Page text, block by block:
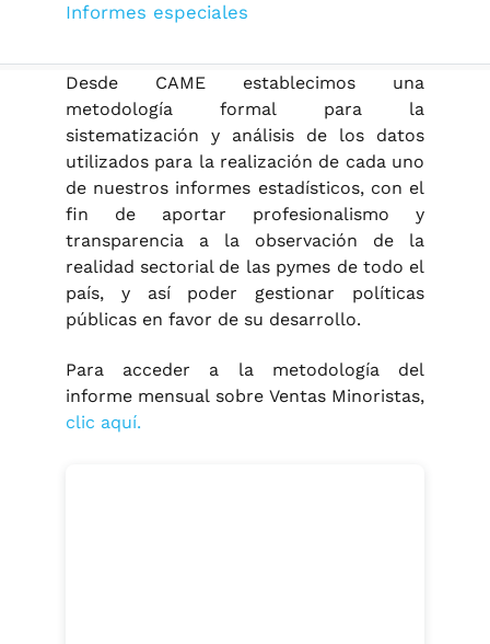
Informes especiales
Desde CAME establecimos una
metodología formal para la
sistematización y análisis de los datos
utilizados para la realización de cada uno
de nuestros informes estadísticos, con el
fin de aportar profesionalismo y
transparencia a la observación de la
realidad sectorial de las pymes de todo el
país, y así poder gestionar políticas
públicas en favor de su desarrollo.
Para acceder a la metodología del
informe mensual sobre Ventas Minoristas,
clic aquí.